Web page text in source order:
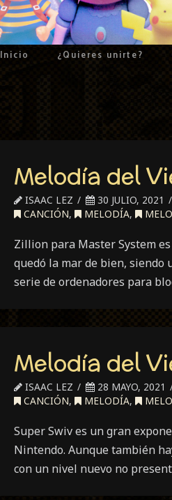
Inicio ¿Quieres unirte?
Melodía del
ISAAC LEZ
30 JULIO, 2021
CANCIÓN, MELODÍA,
Zillion para Master System
quedó la mar de bien, siendo
serie de ordenadores para
Melodía del
ISAAC LEZ
28 MAYO, 2021
CANCIÓN, MELODÍA,
Super Swiv es un gran
Nintendo. Aunque también
con un nivel nuevo no